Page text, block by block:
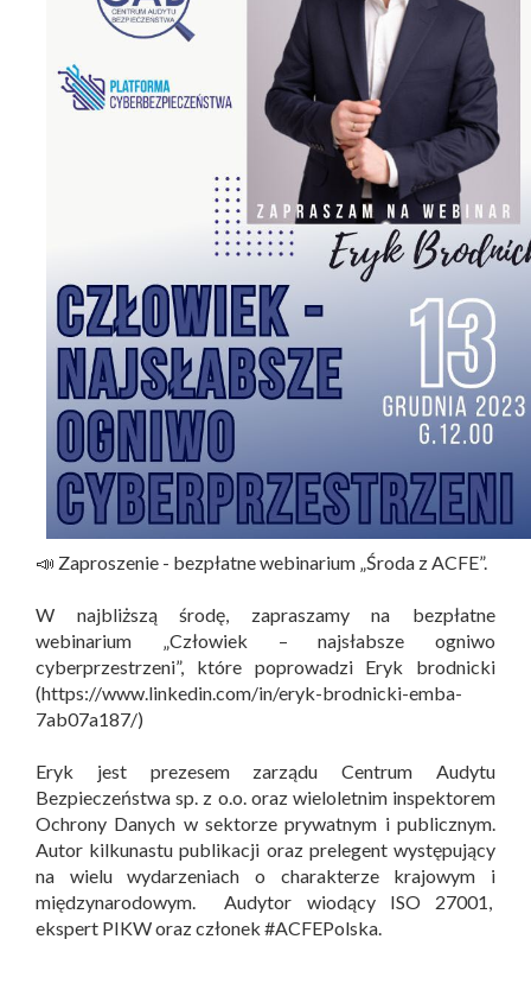
📣 Zaproszenie - bezpłatne webinarium „Środa z ACFE”.
W najbliższą środę, zapraszamy na bezpłatne
webinarium „Człowiek – najsłabsze ogniwo
cyberprzestrzeni”, które poprowadzi Eryk brodnicki
(https://www.linkedin.com/in/eryk-brodnicki-emba-
7ab07a187/)
Eryk jest prezesem zarządu Centrum Audytu
Bezpieczeństwa sp. z o.o. oraz wieloletnim inspektorem
Ochrony Danych w sektorze prywatnym i publicznym.
Autor kilkunastu publikacji oraz prelegent występujący
na wielu wydarzeniach o charakterze krajowym i
międzynarodowym. Audytor wiodący ISO 27001,
ekspert PIKW oraz członek #ACFEPolska.